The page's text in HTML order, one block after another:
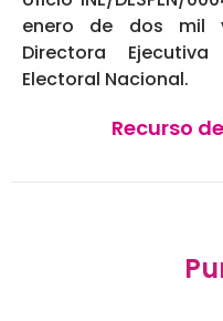
enero de dos mil
Directora
Electoral Nacional.
Recurso